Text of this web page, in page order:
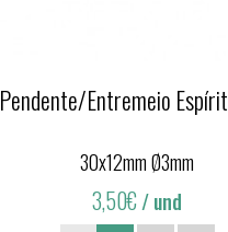
Pendente/Entremeio
30x12mm Ø3mm
3,50€/ und